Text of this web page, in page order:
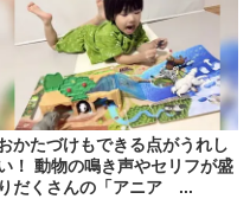
かたづけもできる点がうれし
！ 動物の鳴き声やセリフが盛
りだくさんの「アニア ...